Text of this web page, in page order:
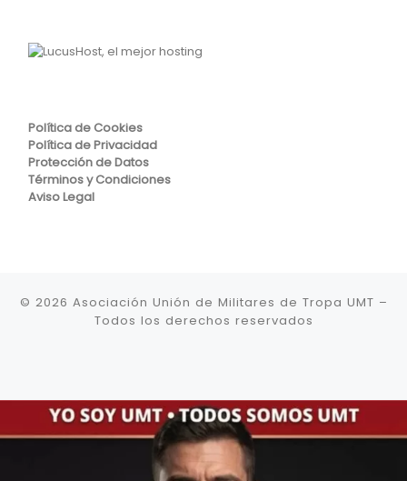
Política de Cookies
Política de Privacidad
Protección de Datos
Términos y Condiciones
Aviso Legal
© 2026 Asociación Unión de Militares de Tropa UMT –
Todos los derechos reservados